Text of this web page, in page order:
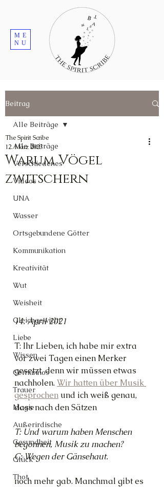
ME
NU
Beitrag
Alle Beiträge
Verschiedenes
Videos
UNA
Wasser
Ortsgebundene Götter
Kommunikation
Kreativität
Wut
Weisheit
Gleichgewicht
Liebe
Wissen
Cernunnos
Trauer
Magie
Außerirdische
Gesundheit
Glück
Thot
Alle Beiträge
Warum Vögel
zwitschern
The Spirit Scribe
12. März 2023
14. April 2021
T: Ihr Lieben, ich habe mir extra
vor zwei Tagen einen Merker
gesetzt, denn wir müssen etwas
nachholen. Wir hatten über Musik
gesprochen und ich weiß genau,
dass nach den Sätzen
T: Und warum haben Menschen
begonnen, Musik zu machen?
C: Wegen der Gänsehaut.
noch mehr gab. Manchmal gibt es